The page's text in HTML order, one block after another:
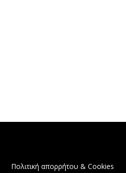
Πολιτική απορρήτου & Cookies